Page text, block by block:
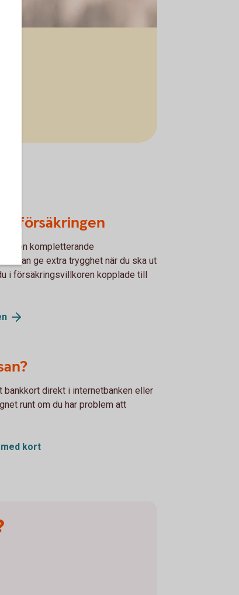
den kompletterande
. Den kan ge extra trygghet när du ska ut
i försäkringsvillkoren kopplade till
bankkort direkt i internetbanken eller
runt om du har problem att
med kort